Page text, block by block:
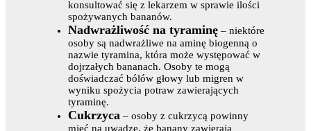
konsultować się z lekarzem w sprawie ilości
spożywanych bananów.
Nadwrażliwość na tyraminę – niektóre
osoby są nadwrażliwe na aminę biogenną o
nazwie tyramina, która może występować w
dojrzałych bananach. Osoby te mogą
doświadczać bólów głowy lub migren w
wyniku spożycia potraw zawierających
tyraminę.
Cukrzyca – osoby z cukrzycą powinny
mieć na uwadze, że banany zawierają